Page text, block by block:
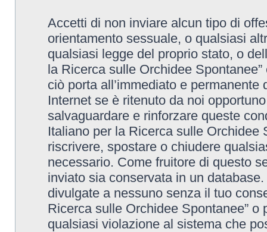
Accetti di non inviare alcun tipo di
orientamento sessuale, o qualsiasi
qualsiasi legge del proprio stato, o
la Ricerca sulle Orchidee
ciò porta all’immediato e
Internet se è ritenuto da noi
salvaguardare e rinforzare queste
Italiano per la Ricerca sulle Orchidee
riscrivere, spostare o chiudere
necessario. Come fruitore di questo
inviato sia conservata in un
divulgate a nessuno senza il tuo
Ricerca sulle Orchidee Spontanee”
qualsiasi violazione al sistema che